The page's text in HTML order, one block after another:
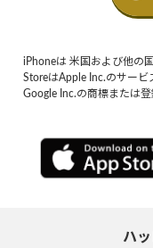
iPhoneは 米国および他の
StoreはApple Inc.のサービ
Google Inc.の商標または登
ハ